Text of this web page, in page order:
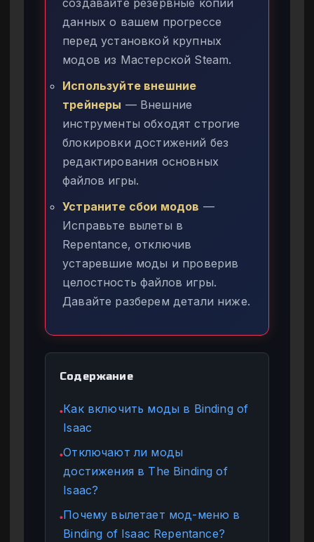
создавайте резервные копии
данных о вашем прогрессе
перед установкой крупных
модов из Мастерской Steam.
Используйте внешние
трейнеры — Внешние
инструменты обходят строгие
блокировки достижений без
редактирования основных
файлов игры.
Устраните сбои модов —
Исправьте вылеты в
Repentance, отключив
устаревшие моды и проверив
целостность файлов игры.
Давайте разберем детали ниже.
Содержание
●Как включить моды в Binding of
Isaac
●Отключают ли моды
достижения в The Binding of
Isaac?
●Почему вылетает мод-меню в
Binding of Isaac Repentance?